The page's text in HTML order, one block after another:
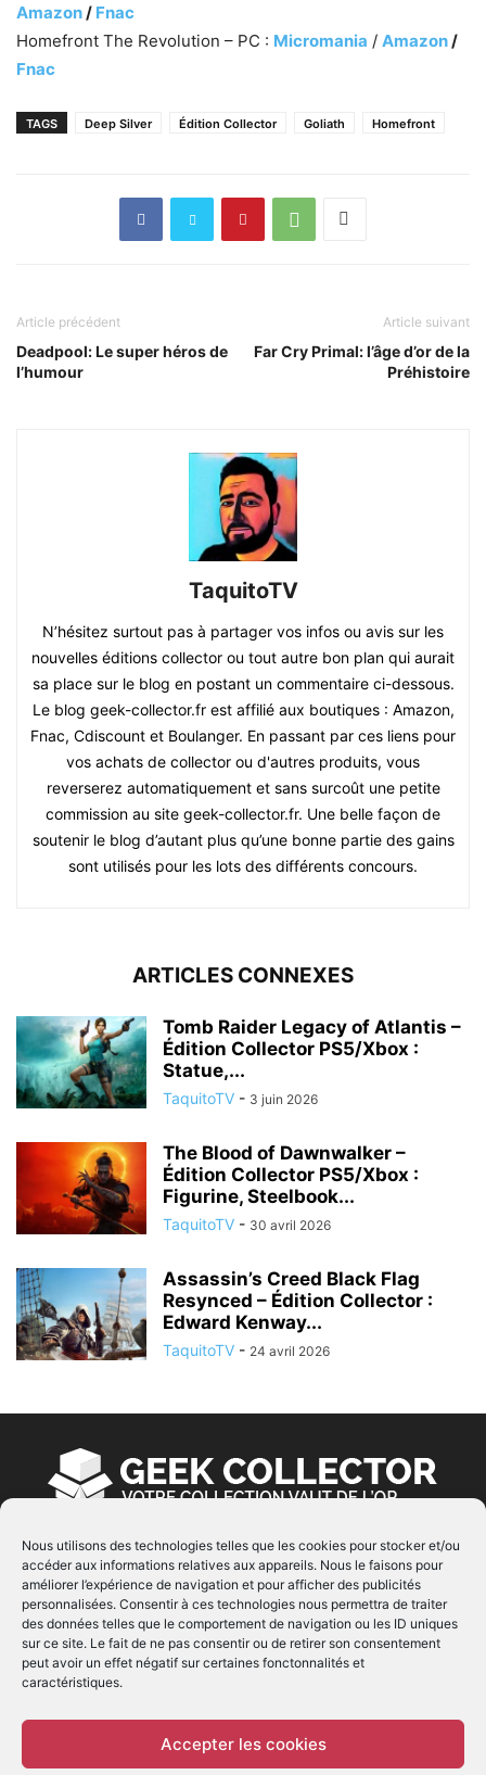
Nous utilisons des technologies telles que les cookies pour stocker et/ou
accéder aux informations relatives aux appareils. Nous le faisons pour
améliorer l’expérience de navigation et pour afficher des publicités
personnalisées. Consentir à ces technologies nous permettra de traiter
des données telles que le comportement de navigation ou les ID uniques
sur ce site. Le fait de ne pas consentir ou de retirer son consentement
peut avoir un effet négatif sur certaines fonctonnalités et
caractéristiques.
Accepter les cookies
Amazon / Fnac
Homefront The Revolution – PC : Micromania / Amazon /
Fnac
TAGS Deep Silver Édition Collector Goliath Homefront
Article précédent
Deadpool: Le super héros de
l’humour
Article suivant
Far Cry Primal: l’âge d’or de la
Préhistoire
TaquitoTV
N’hésitez surtout pas à partager vos infos ou avis sur les
nouvelles éditions collector ou tout autre bon plan qui aurait
sa place sur le blog en postant un commentaire ci-dessous.
Le blog geek-collector.fr est affilié aux boutiques : Amazon,
Fnac, Cdiscount et Boulanger. En passant par ces liens pour
vos achats de collector ou d'autres produits, vous
reverserez automatiquement et sans surcoût une petite
commission au site geek-collector.fr. Une belle façon de
soutenir le blog d’autant plus qu’une bonne partie des gains
sont utilisés pour les lots des différents concours.
ARTICLES CONNEXES
Tomb Raider Legacy of Atlantis –
Édition Collector PS5/Xbox :
Statue,...
TaquitoTV - 3 juin 2026
The Blood of Dawnwalker –
Édition Collector PS5/Xbox :
Figurine, Steelbook...
TaquitoTV - 30 avril 2026
Assassin’s Creed Black Flag
Resynced – Édition Collector :
Edward Kenway...
TaquitoTV - 24 avril 2026
À PROPOS
© Copyright 2022 | Produit parEIMAI| Tous Droits
Réservés